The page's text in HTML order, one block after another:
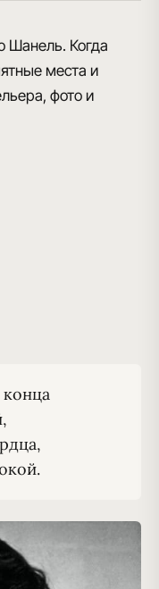
Шанель. Когда
места и
фото и
конца